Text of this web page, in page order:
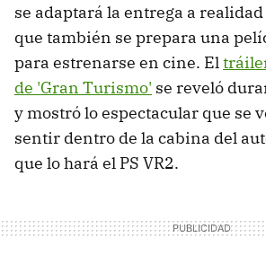
se adaptará la entrega a
que también se prepara una
para estrenarse en cine. El
de 'Gran Turismo' se reveló
y mostró lo espectacular que se
sentir dentro de la cabina del
que lo hará el PS VR2.